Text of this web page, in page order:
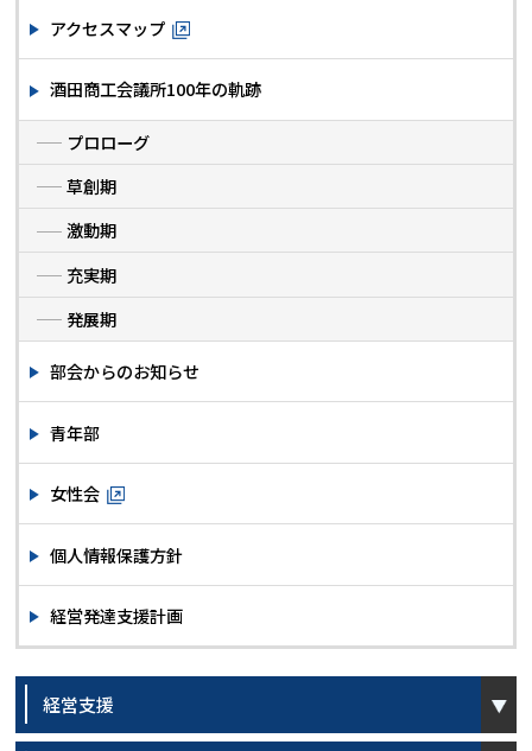
アクセスマップ
酒田商工会議所100年の軌跡
プロローグ
草創期
激動期
充実期
発展期
部会からのお知らせ
青年部
女性会
個人情報保護方針
経営発達支援計画
経営支援